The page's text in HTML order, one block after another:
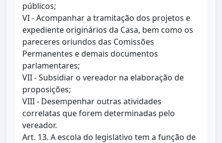
públicos;
VI - Acompanhar a tramitação dos projetos e
expediente originários da Casa, bem como os
pareceres oriundos das Comissões
Permanentes e demais documentos
parlamentares;
VII - Subsidiar o vereador na elaboração de
proposições;
VIII - Desempenhar outras atividades
correlatas que forem determinadas pelo
vereador.
Art. 13. A escola do legislativo tem a função de